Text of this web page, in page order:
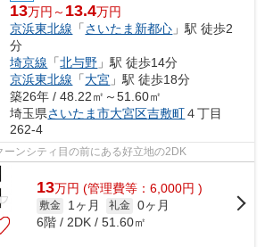
13万円～ 13.4万円
京浜東北線 「さいたま新都心 」駅 徒歩2
分
埼京線 「北与野 」駅 徒歩14分
京浜東北線 「大宮 」駅 徒歩18分
築26年 / 48.22㎡～51.60㎡
埼玉県さいたま市大宮区吉敷町４丁目
262-4
ーンシティ目の前にある好立地の2DK
13万円 (管理費等：6,000円 )
敷金 1ヶ月 礼金 0ヶ月
6階 / 2DK / 51.60㎡